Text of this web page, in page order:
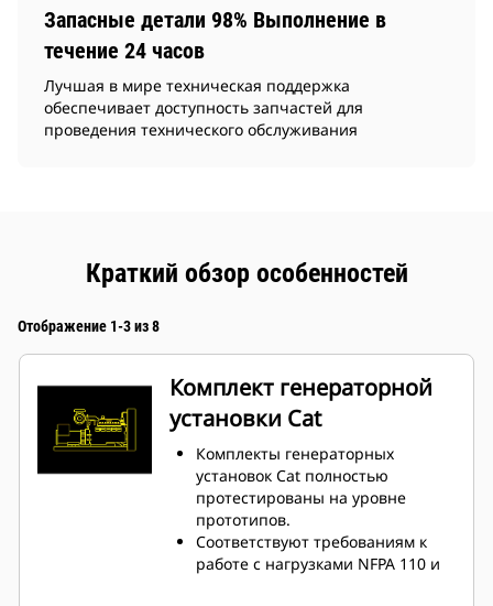
Запасные детали 98% Выполнение в
течение 24 часов
Лучшая в мире техническая поддержка
обеспечивает доступность запчастей для
проведения технического обслуживания
Краткий обзор особенностей
Отображение 1-3 из 8
Комплект генераторной
установки Cat
Комплекты генераторных
установок Cat полностью
протестированы на уровне
прототипов.
Соответствуют требованиям к
работе с нагрузками NFPA 110 и